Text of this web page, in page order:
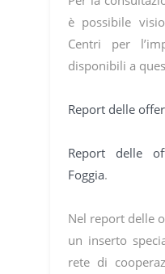
è possibile
Centri per
disponibili a
Report delle
Report delle
Foggia.
Nel report delle
un inserto
rete di